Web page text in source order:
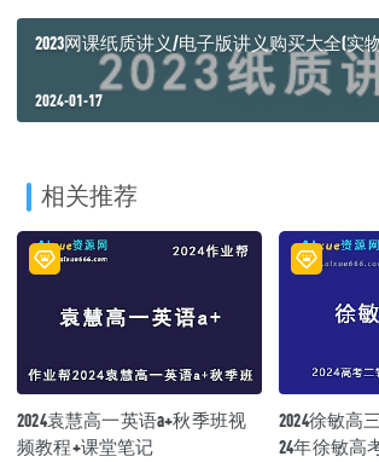
2023网课纸质讲义/电子版讲义购买大全(实
2024-01-17
相关推荐
2024袁慧高一英语a+秋季班视
频教程+课堂笔记
2024徐敏高
24年徐敏高